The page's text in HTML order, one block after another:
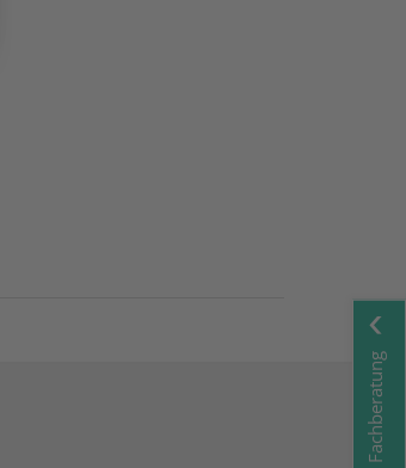
Fachberatung